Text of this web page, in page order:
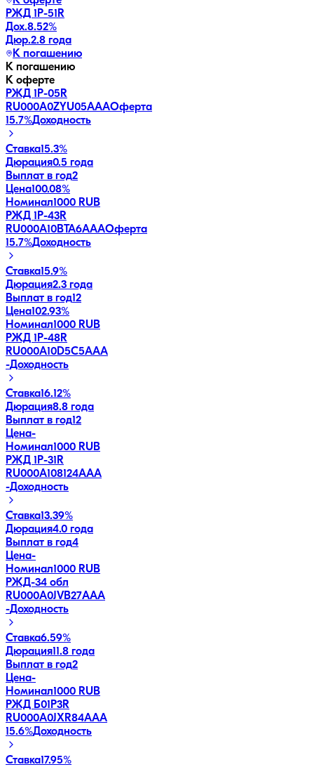
РЖД 1Р-51R
Дох.8.52%
Дюр.2.8 года
К погашению
К погашению
К оферте
РЖД 1Р-05R
RU000A0ZYU05AAAОферта
15.7%Доходность
Ставка15.3%
Дюрация0.5 года
Выплат в год2
Цена100.08%
Номинал1000 RUB
РЖД 1Р-43R
RU000A10BTA6AAAОферта
15.7%Доходность
Ставка15.9%
Дюрация2.3 года
Выплат в год12
Цена102.93%
Номинал1000 RUB
РЖД 1Р-48R
RU000A10D5C5AAA
-Доходность
Ставка16.12%
Дюрация8.8 года
Выплат в год12
Цена-
Номинал1000 RUB
РЖД 1Р-31R
RU000A108124AAA
-Доходность
Ставка13.39%
Дюрация4.0 года
Выплат в год4
Цена-
Номинал1000 RUB
РЖД-34 обл
RU000A0JVB27AAA
-Доходность
Ставка6.59%
Дюрация11.8 года
Выплат в год2
Цена-
Номинал1000 RUB
РЖД Б01P3R
RU000A0JXR84AAA
15.6%Доходность
Ставка17.95%